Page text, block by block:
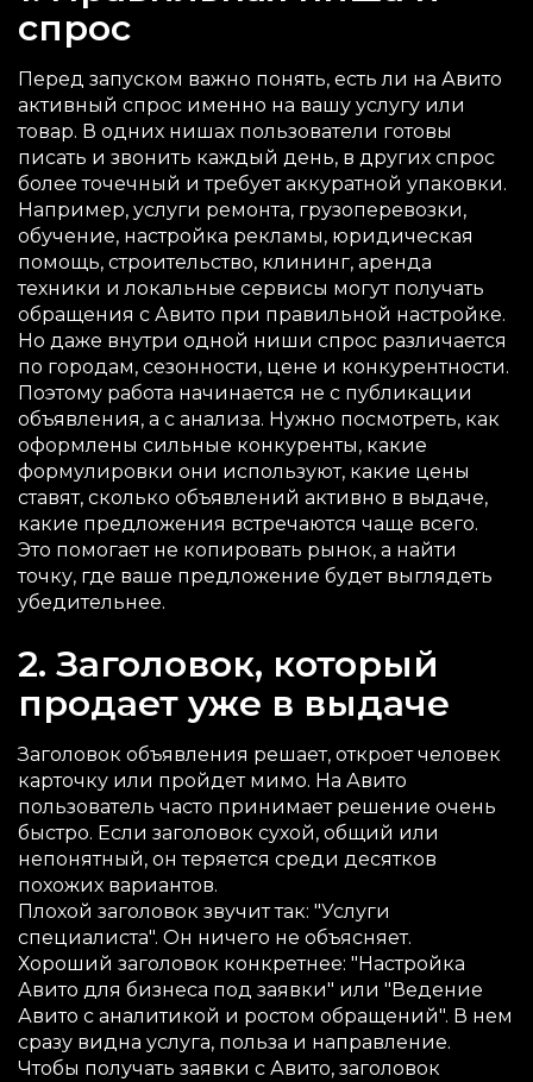
спрос
Перед запуском важно понять, есть ли на Авито
активный спрос именно на вашу услугу или
товар. В одних нишах пользователи готовы
писать и звонить каждый день, в других спрос
более точечный и требует аккуратной упаковки.
Например, услуги ремонта, грузоперевозки,
обучение, настройка рекламы, юридическая
помощь, строительство, клининг, аренда
техники и локальные сервисы могут получать
обращения с Авито при правильной настройке.
Но даже внутри одной ниши спрос различается
по городам, сезонности, цене и конкурентности.
Поэтому работа начинается не с публикации
объявления, а с анализа. Нужно посмотреть, как
оформлены сильные конкуренты, какие
формулировки они используют, какие цены
ставят, сколько объявлений активно в выдаче,
какие предложения встречаются чаще всего.
Это помогает не копировать рынок, а найти
точку, где ваше предложение будет выглядеть
убедительнее.
2. Заголовок, который
продает уже в выдаче
Заголовок объявления решает, откроет человек
карточку или пройдет мимо. На Авито
пользователь часто принимает решение очень
быстро. Если заголовок сухой, общий или
непонятный, он теряется среди десятков
похожих вариантов.
Плохой заголовок звучит так: "Услуги
специалиста". Он ничего не объясняет.
Хороший заголовок конкретнее: "Настройка
Авито для бизнеса под заявки" или "Ведение
Авито с аналитикой и ростом обращений". В нем
сразу видна услуга, польза и направление.
Чтобы получать заявки с Авито, заголовок